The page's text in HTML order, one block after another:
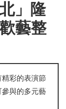
」隆
藝整
彩的表演節
與的多元藝